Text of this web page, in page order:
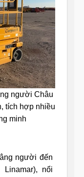
người Châu
tích hợp nhiều
minh
người đến
nổi